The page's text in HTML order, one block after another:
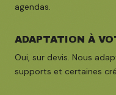
agendas.
ADAPTATION À
Oui, sur devis. Nous
supports et certaines